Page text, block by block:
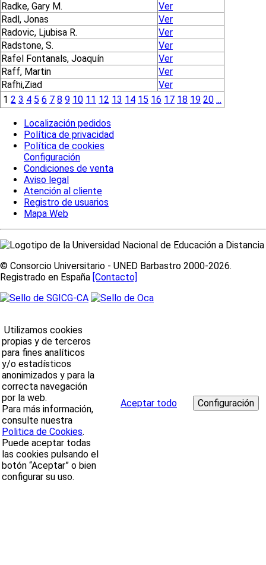
Radke, Gary M.
Ver
Radl, Jonas
Ver
Radovic, Ljubisa R.
Ver
Radstone, S.
Ver
Rafel Fontanals, Joaquín
Ver
Raff, Martin
Ver
Rafhi,Ziad
Ver
1 2 3 4 5 6 7 8 9 10 11 12 13 14 15 16 17 18 19 20 ...
Localización pedidos
Política de privacidad
Política de cookies
Configuración
Condiciones de venta
Aviso legal
Atención al cliente
Registro de usuarios
Mapa Web
© Consorcio Universitario - UNED Barbastro 2000-2026.
Registrado en España [Contacto]
Utilizamos cookies
propias y de terceros
para fines analíticos
y/o estadísticos
anonimizados y para la
correcta navegación
por la web.
Para más información,
consulte nuestra
Politica de Cookies.
Puede aceptar todas
las cookies pulsando el
botón “Aceptar” o bien
configurar su uso.
Aceptar todo